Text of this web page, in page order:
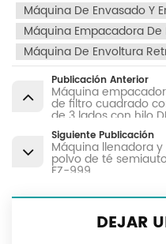
Máquina De Envasado Y
Máquina Empacadora
Máquina De Envoltura
Publicación Anterior
Máquina
de filtro cuadrado
de 3 lados con hilo
Siguiente Publicación
Máquina llenadora
polvo de té
FZ-999
DEJAR